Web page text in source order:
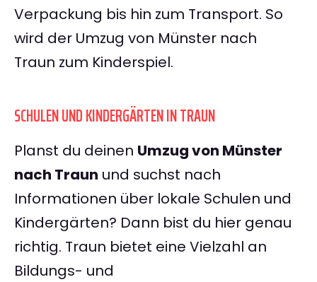
Verpackung bis hin zum Transport. So
wird der Umzug von Münster nach
Traun zum Kinderspiel.
SCHULEN UND KINDERGÄRTEN IN TRAUN
Planst du deinen Umzug von Münster
nach Traun und suchst nach
Informationen über lokale Schulen und
Kindergärten? Dann bist du hier genau
richtig. Traun bietet eine Vielzahl an
Bildungs- und